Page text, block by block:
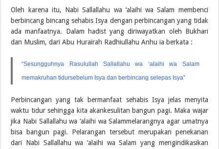
Oleh karena itu, Nabi Sallallahu wa ‘alaihi wa Salam membenci
berbincang bincang sehabis Isya dengan perbincangan yang tidak
ada manfaatnya. Dalam hadist yang diriwayatkan oleh Bukhari
dan Muslim, dari Abu Hurairah Radhiullahu Anhu ia berkata :
“Sesungguhnya Rasulullah Sallallahu wa ‘alaihi wa Salam
memakruhan tidursebelum Isya dan berbincang selepas Isya”
Perbincangan yang tak bermanfaat sehabis Isya jelas menyita
waktu tidur sehingga kita akankesulitan bangun pagi. Maka wajar
jika Nabi Sallallahu wa ‘alaihi wa Salammelarangnya agar umatnya
bisa bangun pagi. Pelarangan tersebut merupakan penekanan
dari Nabi Sallallahu wa ‘alaihi wa Salam yang mengindikasikan